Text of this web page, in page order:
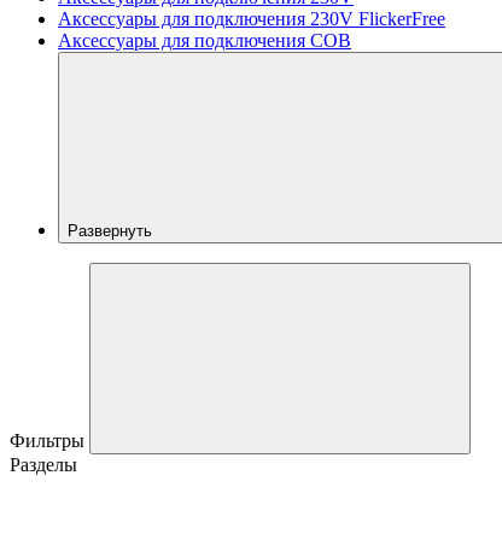
Аксессуары для подключения 230V FlickerFree
Аксессуары для подключения COB
Развернуть
Фильтры
Разделы